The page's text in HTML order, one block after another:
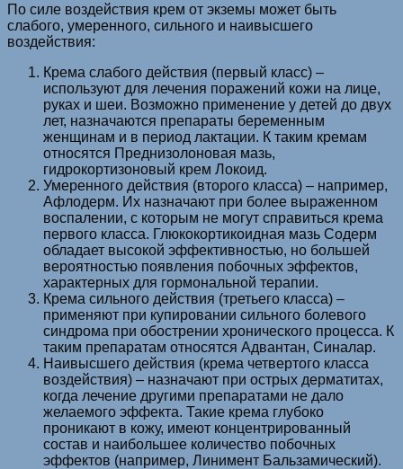
По силе воздействия крем от экземы может быть
слабого, умеренного, сильного и наивысшего
воздействия:
Крема слабого действия (первый класс) –
используют для лечения поражений кожи на лице,
руках и шеи. Возможно применение у детей до двух
лет, назначаются препараты беременным
женщинам и в период лактации. К таким кремам
относятся Преднизолоновая мазь,
гидрокортизоновый крем Локоид.
Умеренного действия (второго класса) – например,
Афлодерм. Их назначают при более выраженном
воспалении, с которым не могут справиться крема
первого класса. Глюкокортикоидная мазь Содерм
обладает высокой эффективностью, но большей
вероятностью появления побочных эффектов,
характерных для гормональной терапии.
Крема сильного действия (третьего класса) –
применяют при купировании сильного болевого
синдрома при обострении хронического процесса. К
таким препаратам относятся Адвантан, Синалар.
Наивысшего действия (крема четвертого класса
воздействия) – назначают при острых дерматитах,
когда лечение другими препаратами не дало
желаемого эффекта. Такие крема глубоко
проникают в кожу, имеют концентрированный
состав и наибольшее количество побочных
эффектов (например, Линимент Бальзамический).